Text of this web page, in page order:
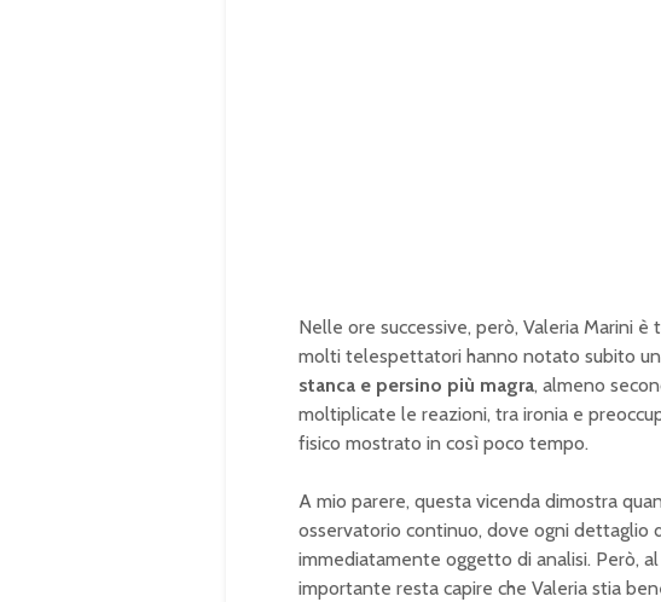
Nelle ore successive, però, Valeria Marini
molti telespettatori hanno notato subito
stanca e persino più magra, almeno
moltiplicate le reazioni, tra ironia e
fisico mostrato in così poco tempo.
A mio parere, questa vicenda dimostra
osservatorio continuo, dove ogni
immediatamente oggetto di analisi. Però,
importante resta capire che Valeria stia